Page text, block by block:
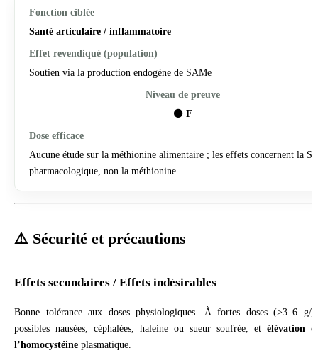
Santé articulaire / inflammatoire
Soutien via la production endogène de SAMe
⚫ F
Aucune étude sur la méthionine alimentaire ; les effets concernent la
pharmacologique, non la méthionine.
⚠️ Sécurité et précautions
Effets secondaires / Effets indésirables
Bonne tolérance aux doses physiologiques. À fortes doses (>3–6 g/
possibles nausées, céphalées, haleine ou sueur soufrée, et élévation
l’homocystéine plasmatique.